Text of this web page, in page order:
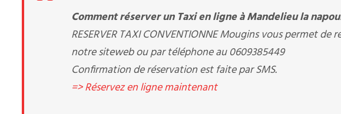
Comment réserver un Taxi en ligne à Mandelieu la
RESERVER TAXI CONVENTIONNE Mougins vous permet
notre siteweb ou par téléphone au 0609385449
Confirmation de réservation est faite par SMS.
=> Réservez en ligne maintenant